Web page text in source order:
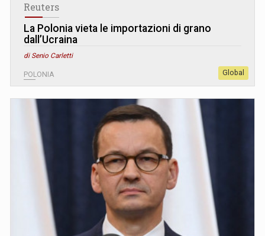
Reuters
La Polonia vieta le importazioni di grano
dall’Ucraina
di Senio Carletti
POLONIA Global